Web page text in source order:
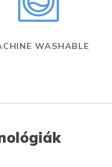
WASHABLE